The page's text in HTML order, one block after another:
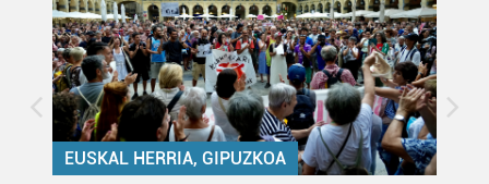
EUSKAL HERRIA, GIPUZKOA